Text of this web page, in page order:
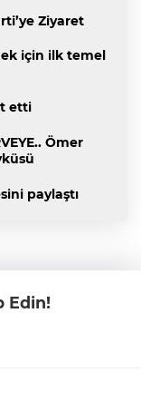
Ziyaret
için ilk temel
etti
Ömer
paylaştı
Edin!